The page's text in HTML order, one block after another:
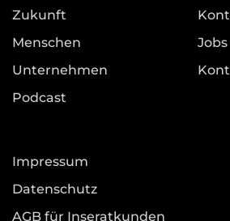
Zukunft
Menschen
Unternehmen
Podcast
Jobs
Impressum
Datenschutz
AGB für Inseratkunden